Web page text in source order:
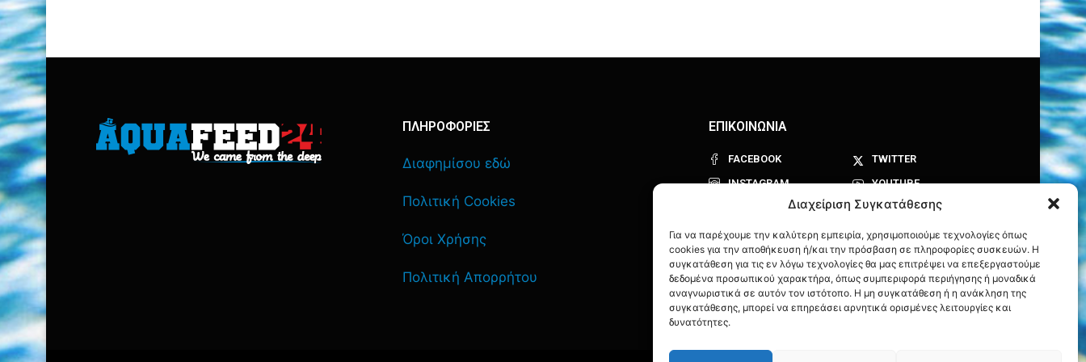
Διαχείριση Συγκατάθεσης
Για να παρέχουμε την καλύτερη εμπειρία, χρησιμοποιούμε τεχνολογίες όπως
cookies για την αποθήκευση ή/και την πρόσβαση σε πληροφορίες συσκευών. Η
συγκατάθεση για τις εν λόγω τεχνολογίες θα μας επιτρέψει να επεξεργαστούμε
δεδομένα προσωπικού χαρακτήρα, όπως συμπεριφορά περιήγησης ή μοναδικά
αναγνωριστικά σε αυτόν τον ιστότοπο. Η μη συγκατάθεση ή η ανάκληση της
συγκατάθεσης, μπορεί να επηρεάσει αρνητικά ορισμένες λειτουργίες και
δυνατότητες.
ΠΛΗΡΟΦΟΡΙΕΣ
Διαφημίσου εδώ
Πολιτική Cookies
Όροι Χρήσης
Πολιτική Απορρήτου
ΕΠΙΚΟΙΝΩΝΙΑ
FACEBOOK
TWITTER
INSTAGRAM
YOUTUBE